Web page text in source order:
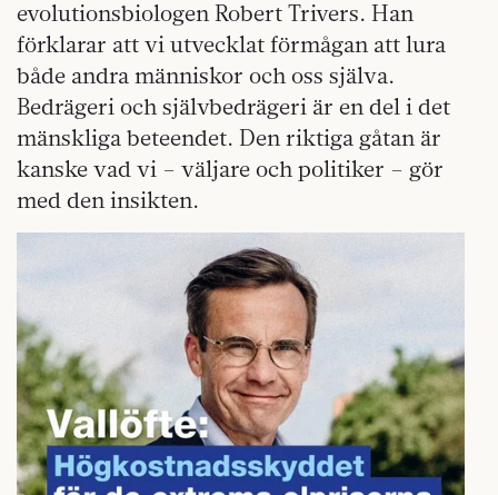
evolutionsbiologen Robert Trivers. Han
förklarar att vi utvecklat förmågan att lura
både andra människor och oss själva.
Bedrägeri och självbedrägeri är en del i det
mänskliga beteendet. Den riktiga gåtan är
kanske vad vi – väljare och politiker – gör
med den insikten.